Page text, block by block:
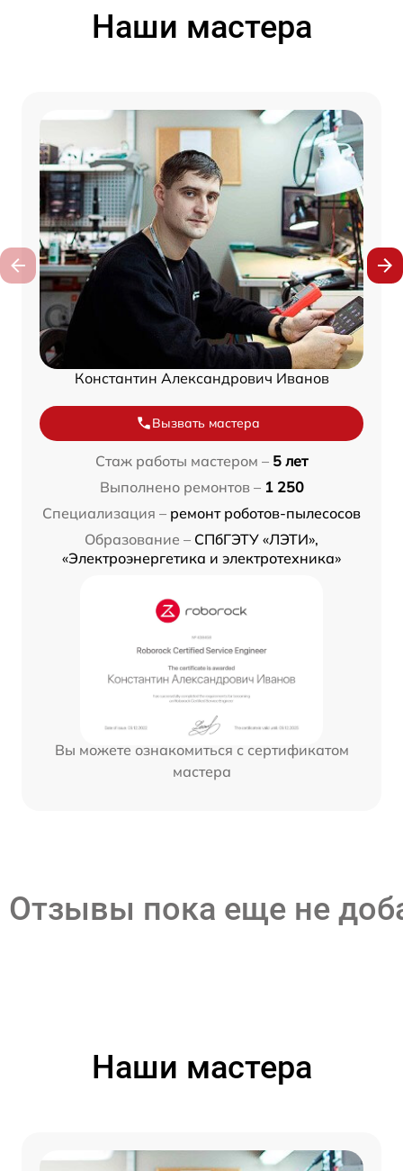
Наши мастера
Константин Александрович Иванов
Вызвать мастера
Стаж работы мастером – 5 лет
Выполнено ремонтов – 1 250
Специализация – ремонт роботов-пылесосов
Образование – СПбГЭТУ «ЛЭТИ»,
«Электроэнергетика и электротехника»
Вы можете ознакомиться с сертификатом
мастера
Отзывы пока еще не
Наши мастера